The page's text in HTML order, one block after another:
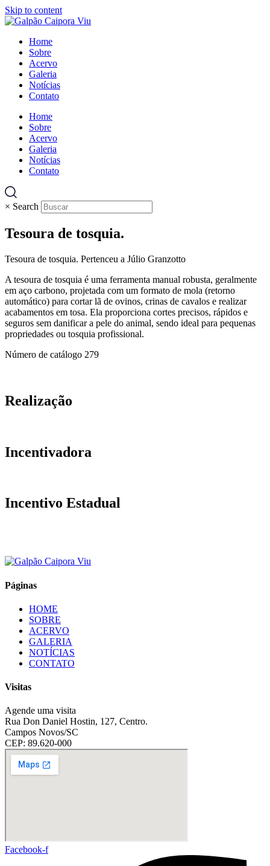
Skip to content
Home
Sobre
Acervo
Galeria
Notícias
Contato
Home
Sobre
Acervo
Galeria
Notícias
Contato
× Search
Tesoura de tosquia.
Tesoura de tosquia. Pertenceu a Júlio Granzotto
A tesoura de tosquia é uma ferramenta manual robusta, geralmente
em aço carbono, projetada com um formato de mola (retorno
automático) para cortar lã de ovinos, crinas de cavalos e realizar
acabamentos em tosa. Ela proporciona cortes precisos, rápidos e
seguros sem danificar a pele do animal, sendo ideal para pequenas
propriedades ou tosquia profissional.
Número de catálogo 279
Realização
Incentivadora
Incentivo Estadual
Páginas
HOME
SOBRE
ACERVO
GALERIA
NOTÍCIAS
CONTATO
Visitas
Agende uma visita
Rua Don Daniel Hostin, 127, Centro.
Campos Novos/SC
CEP: 89.620-000
Facebook-f